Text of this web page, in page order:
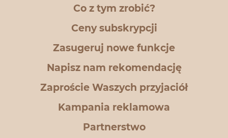
Co z tym zrobić?
Ceny subskrypcji
Zasugeruj nowe funkcje
Napisz nam rekomendację
Zaproście Waszych przyjaciół
Kampania reklamowa
Partnerstwo